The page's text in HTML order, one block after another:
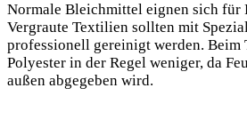
Normale Bleichmittel eignen sich für
Vergraute Textilien sollten mit
professionell gereinigt werden. Beim
Polyester in der Regel weniger, da
außen abgegeben wird.